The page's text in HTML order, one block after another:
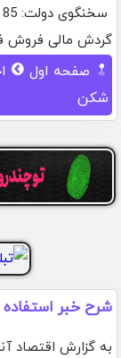
گردش مالی فروش فیلترشکن نیز
صفحه اول
شکن
شرح خبر استفاده 85 درصد مردم از فیلتر شکن:
به گزارش اقتصاد